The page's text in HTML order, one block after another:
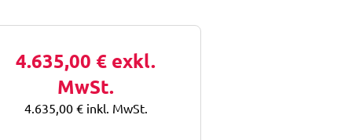
4.635,00 € exkl.
MwSt.
4.635,00 € inkl. MwSt.